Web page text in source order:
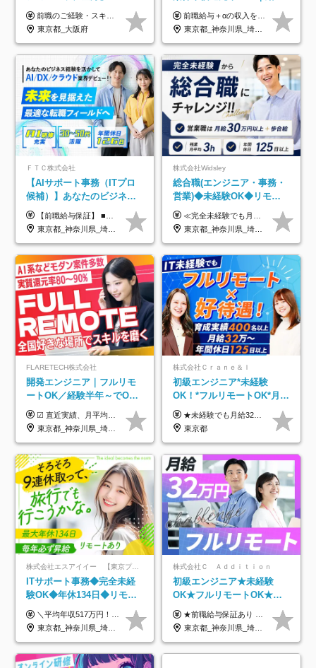
前職のご経験・スキル等を考慮して決定します。
東京都_大阪府
UP保証｜年休140日｜在宅
利用率9割｜独立支援・副業
制度
前職給与＋αの収入を保証 月給42万円～120万円＋各種手当＋賞与 給与基準が明確かつ高還元です。 一人ひとりが安定した環境のもと、長く活躍できる職場を目指しています。 ※平均年収650万円 ・還元率83％ ・各種手当について 職能手当／職務手当／資格手当／営業手当 など ※前職での経験・能力、給与などを考慮の上、当社規定により優遇いたします ※試用期間あり（3ヶ月／期間中の条件に変動はありません） ※上記金額には固定残業代（78,948円～225,564円/月30時間分）を含みます 超過分は別途全額支給いたします ・年収UPを保証 過去には転職時に〈年収200万円UP〉したエンジニアも在籍しています。入社時だけでなく、入社後も安心の給与水準で働ける環境です。キャリアや技術力が正当に評価されていないと感じていたら、一度面接でお話ししましょう！ 当社では管理職の人数は最低限にし、無駄な管理をしません。その費用削減分を社員の給与に還元しています！
東京都_神奈川県_埼玉県_千葉県_大阪府_愛知県_北海道_青森県_岩手県_宮城県_秋田県_山形県_福島県_茨城県_栃木県_群馬県_新潟県_山梨県_長野県_富山県_石川県_福井県_静岡県_岐阜県_三重県_兵庫県_京都府_滋賀県_奈良県_和歌山県_広島県_岡山県_鳥取県_島根県_山口県_徳島県_香川県_愛媛県_高知県_福岡県_熊本県_佐賀県_長崎県_大分県_宮崎県_鹿児島県_沖縄県
ＦＴＣ株式会社
【AIサポート事務（ITプロ
候補）】あなたのビジネス
経験をAI業界で活かす◆IT
未経験OK◆目指せるコンサ
ル
【前職給与保証】 ■未経験者： 月給30万円～35万円 ■ローキャリア（経験目安1年程度）： 月給35万円～40万円 ■経験者（経験目安3年以上）： 月給40万円～60万円 ■即戦力（経験目安5年以上）： 月給45万円～80万円 ※上記金額には固定残業代30時間分 【未経験者5万5000円～7万3000円、 ローキャリア6万4000円～7万3000円、 経験者5万8000円～10万9000円、 即戦力8万2000円～14万5000円】を含みます。 ※30時間を超える場合は追加で全額支給します。 ※経験・能力・前職給与などを総合的に評価したうえでご納得いただけるよう個別決定。 未経験者の場合、前職給与とポテンシャルを査定のうえ決定いたします。 ※日本国内でのIT業界経験、または同等の実務経験と能力に応じて決定します。 ※前職給与は日本円かつ、日本国内での実績に基づき評価します。 【納得の評価システム】 ★クォーター毎に査定する評価制度導入！ 明確な評価基準で翌年度年収を上げましょう！ ★評価対象期間に在籍中のほとんどの社員が昇給し 年収アップを実現しています！ ★様々なインセンティブ制度を用意し多角的に正当評価しています！ ※試用期間6カ月（期間中の待遇等に差異なし）
東京都_神奈川県_埼玉県_千葉県
株式会社Widsley
総合職(エンジニア・事務・
営業)◆未経験OK◆リモー
トあり◆残業月3h◆服装髪
型自由
≪完全未経験でも月給40万円以上も可能です！≫ -------------- 【1】ITエンジニア 月給26万円～50万円＋プロジェクト手当＋資格手当 【2】IT事務、営業事務 月給26万円～50万円＋プロジェクト手当＋資格手当 ≪【1】【2】共通≫ ★上記給与には固定残業代20時間分(月3万719円～)を含みます。残業が超過した場合は、追加支給します(残業は月平均3時間とほぼ発生しません。残業がなくても、固定残業代は支給されます) ★試用期間6ヵ月あり（期間中は月給23万1000円～。固定残業代20時間分3万719円～を含む／超過分は別途支給） -------------- 【3】SES営業、SaaS営業 月給30万円以上＋インセンティブ＋各種手当 ★上記給与には固定残業代45時間分(月7万6967円～)を含みます。残業が超過した場合は、追加支給します(残業は月平均3時間とほぼ発生しません。残業がなくても、固定残業代は支給されます) ★試用期間6ヵ月あり(期間中も給与や福利厚生は同じです)
東京都_神奈川県_埼玉県_千葉県_大阪府_愛知県_北海道_青森県_岩手県_宮城県_秋田県_山形県_福島県_茨城県_栃木県_群馬県_新潟県_山梨県_長野県_富山県_石川県_福井県_静岡県_岐阜県_三重県_兵庫県_京都府_滋賀県_奈良県_和歌山県_広島県_岡山県_鳥取県_島根県_山口県_徳島県_香川県_愛媛県_高知県_福岡県_熊本県_佐賀県_長崎県_大分県_宮崎県_鹿児島県_沖縄県
FLARETECH株式会社
開発エンジニア｜フルリモ
ートOK／経験半年～でOK
／実質還元率80～90%／前
給保証／AI系など最先端案
件多数
☑︎ 直近実績、月平均17,000円の昇給 ☑︎ 前職給与100%保証 ☑︎ 実質還元率80～90% ☑︎ 待機時も給与は満額支給 月給35万円～70万円＋交通費など各種手当 ※想定年収：4,200,000円～10,560,000円 ※経験・能力等を考慮の上で決定します。 ※上記金額には、みなし残業手当（50時間分・104,000円～212,000円）を含みます。超過分は別途追加支給します。 ┗残業時間は月平均10時間、多い時でも20時間程度と安定しております ★単価連動型の給与体系ではないため、万が一待機になってもその間の給与は満額支給しています。 ＜1年間の昇給事例をご紹介！＞ ・20代/フロントエンドエンジニア：月給274,000円→月給362,000円（＋88,000円/月） ・20代/iOSエンジニア：月給237,000円→月給287,000円（＋50,000円/月） ・20代/Androidエンジニア：月給316,000円→月給374,000円（＋58,000円/月） ・30代/Javaエンジニア（上流）：月給340,000円→月給418,000円（＋78,000円/月） ・30代/PMO：月給340,000円→月給418,000円（＋78,000円/月）
東京都_神奈川県_埼玉県_千葉県_大阪府_愛知県_北海道_青森県_岩手県_宮城県_秋田県_山形県_福島県_茨城県_栃木県_群馬県_新潟県_山梨県_長野県_富山県_石川県_福井県_静岡県_岐阜県_三重県_兵庫県_京都府_滋賀県_奈良県_和歌山県_広島県_岡山県_鳥取県_島根県_山口県_徳島県_香川県_愛媛県_高知県_福岡県_熊本県_佐賀県_長崎県_大分県_宮崎県_鹿児島県_沖縄県
株式会社Ｃｒａｎｅ＆Ｉ
初級エンジニア*未経験
OK！*フルリモートOK*月給
32万～*残業月9.8h*1ヶ月の
研修*資格取得率100％
★未経験でも月給32万円スタート★ 月収32万円～35万円＋各種手当（資格手当だけで毎月15万の上乗せ実績あり！） ★資格手当豊富！1資格につき最大3万円支給 ★功績手当の導入で、毎月のお給与に上乗せで最大10万円支給している社員も！ ★1回の昇級で年収数十万UPも可 ★ゆくゆくは年収1000万以上も目指せる 年俸384万円～1,162万8,000円（12分割） ※経験・スキルを考慮の上決定します ※上記金額には固定残業代（月30h分・60,800円～66,500円）を含みます ※超過分は別途全額支給します ※試用期間2ヶ月間あり（その他待遇に差異はありません）
東京都
株式会社エスアイイー 【東京プロマーケット上場】
ITサポート事務◆完全未経
験OK◆年休134日◆リモー
トOK◆残業月7h以下◆賞与
年3回◆5年目まで必ず昇給
＼平均年収517万円！入社5年目まで毎年必ず昇給／ ■賞与年3回 ■年収800万円以上も可 ■入社3年以上の平均年収469.2万円 月給23万2000円以上＋賞与年3回＋各種手当 ☆入社5年目まで最大1万5000円の定期昇給を確約 ┃各種手当充実 ・規定の資格を取得すれば、2000円～5万円を毎月支給（2万4000円～60万円／年） ・研修中に取得した取得率95％の資格でも研修後の給料UP ※月給は年齢・経験・能力を考慮して、優遇いたします ※上記月給金額は固定残業代（20時間/3万1300円円以上）を含み、超過分は別途支給いたします ※試用期間（6ヶ月）は月給に変動はありますが、その他待遇に差異はありません ├入社後1ヶ月～3ヶ月間は、月給20万1900円となります └上記金額は固定残業代（10時間／1万6000円）を含み、超過分は別途支給いたします
東京都_神奈川県_埼玉県_千葉県_大阪府_愛知県_北海道_青森県_岩手県_宮城県_秋田県_山形県_福島県_茨城県_栃木県_群馬県_新潟県_山梨県_長野県_富山県_石川県_福井県_静岡県_岐阜県_三重県_兵庫県_京都府_滋賀県_奈良県_和歌山県_広島県_岡山県_鳥取県_島根県_山口県_徳島県_香川県_愛媛県_高知県_福岡県_熊本県_佐賀県_長崎県_大分県_宮崎県_鹿児島県_沖縄県
株式会社Ｃ Ａｄｄｉｔｉｏｎ
初級エンジニア★未経験
OK★フルリモートOK★月
給32万円～★残業月10h＆
年休120日以上★副業可
★前職給与保証あり ★月給32万円以上＋インセンティブあり 月給32万円以上＋インセンティブ＋各種手当 ※上記には固定残業代（月30時間・44,400円～）を含みます ※超過分は別途支給します ※試用期間はございません ★＼成果＝あなたの収入／★ 【1】案件単価ー8万円＝あなたの給与 参画したプロジェクトの案件単価から 一律8万円引いた金額があなたの給与です！ （月給例） ■1人称での構築・小規模な詳細設計 案件単価55万円ー8万円＝月給47万円（還元率85.5%） ■大型案件の設計・構築やプロジェクト管理 案件単価90万円ー8万円＝月給82万円（還元率91.1%） ‥‥‥‥‥‥‥‥‥‥‥‥‥‥‥‥‥‥ 【2】月給の他にも豊富なインセンティブあり 全員が月3～13万円のインセンティブをゲットしています！ ≪インセンティブ制度≫ 稼働している現場で増員・交代が発生し、 当社の人員を配属が決定した際に支給。 ◇C Addition正社員が参画 ：実粗利の10%／毎月 ◇協力会社所属の社員が参画：実粗利の30%／毎月 ≪リファラル制度≫ あなたの知り合いが当社のメンバーになった際に、 毎月1人あたり2万円支給します◎ ‥‥‥‥‥‥‥‥‥‥‥‥‥‥‥‥‥‥
東京都_神奈川県_埼玉県_千葉県_大阪府_愛知県_北海道_青森県_岩手県_宮城県_秋田県_山形県_福島県_茨城県_栃木県_群馬県_新潟県_山梨県_長野県_富山県_石川県_福井県_静岡県_岐阜県_三重県_兵庫県_京都府_滋賀県_奈良県_和歌山県_広島県_岡山県_鳥取県_島根県_山口県_徳島県_香川県_愛媛県_高知県_福岡県_熊本県_佐賀県_長崎県_大分県_宮崎県_鹿児島県_沖縄県